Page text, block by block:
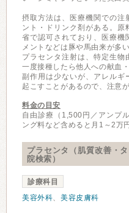
摂取方法は、医療機関での注
ント・ドリンク剤がある。原
省で認可されており、医療機
メントなどは豚や馬由来が多い
プラセンタ注射は、特定生物
一度接種したら他人への献血
副作用は少ないが、アレルギ
起こすことがあるので、注意が
料金の目安
自由診療（1,500円／アンプ
ング料など含めると月1～2万
プラセンタ（肌質改善・
院検索）
診療科目
美容外科、美容皮膚科